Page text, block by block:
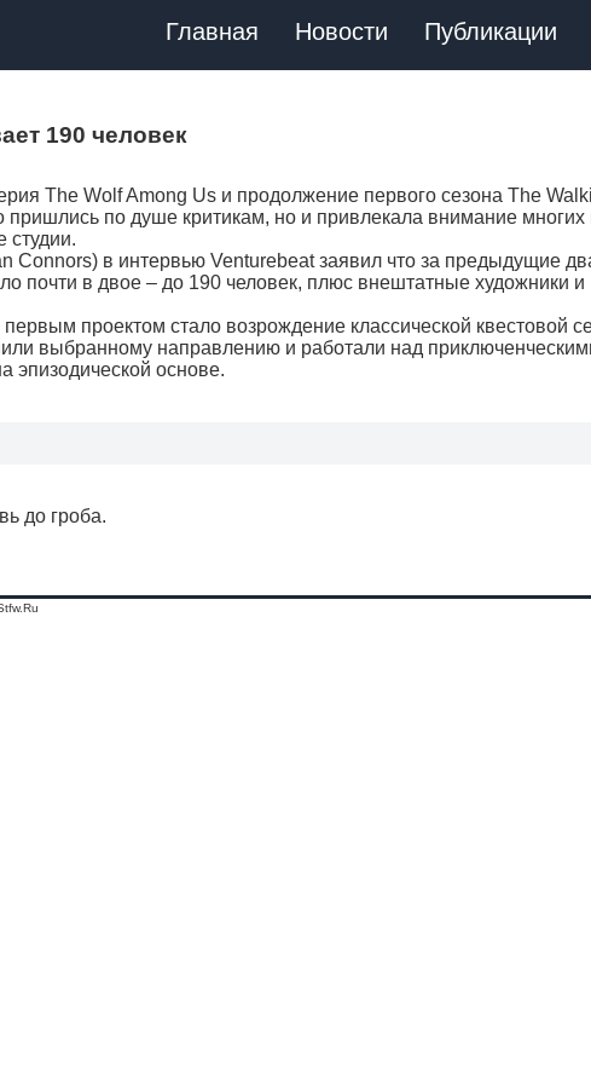
Главная Новости Публикации
190 человек
The Wolf Among Us и продолжение первого сезона The
пришлись по душе критикам, но и привлекала внимание многих
студии.
Connors) в интервью Venturebeat заявил что за предыдущие
почти в двое – до 190 человек, плюс внештатные художники и
проектом стало возрождение классической квестовой
выбранному направлению и работали над
эпизодической основе.
до гроба.